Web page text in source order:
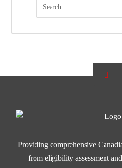
Providing comprehensive
from eligibility assessment